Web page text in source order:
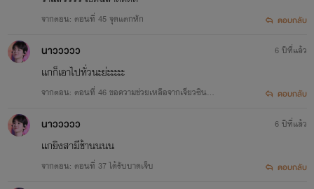
จากตอน: ตอนที่ 45 จุดแตกหัก ตอบกลับ
นาววววว
แกก็เอาไปทั่วนะย่ะะะะะ
จากตอน: ตอนที่ 46 ขอความช่วยเหลือจากเจียวซิน
6 ปีที่แล้ว
ตอบกลับ
นาววววว
แกยิงสามีช้านนนน
จากตอน: ตอนที่ 37 ได้รับบาดเจ็บ
6 ปีที่แล้ว
ตอบกลับ